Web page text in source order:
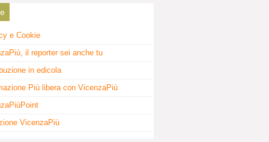
e Cookie
il reporter sei anche tu
in edicola
Più libera con VicenzaPiù
VicenzaPiù